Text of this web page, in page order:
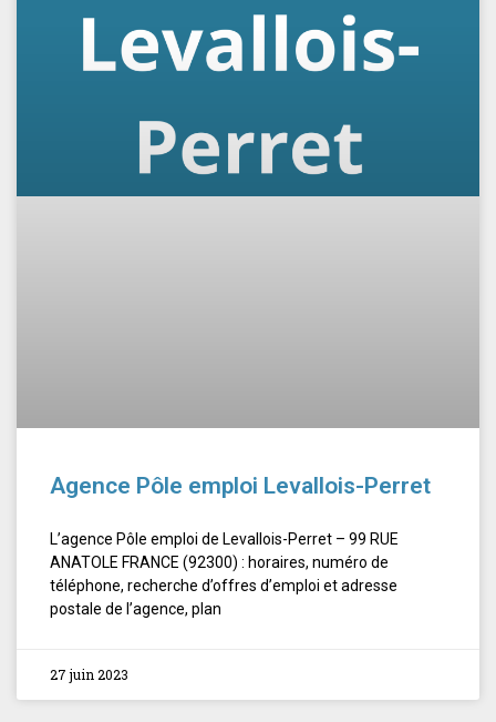
Agence Pôle emploi Levallois-Perret
L’agence Pôle emploi de Levallois-Perret – 99 RUE
ANATOLE FRANCE (92300) : horaires, numéro de
téléphone, recherche d’offres d’emploi et adresse
postale de l’agence, plan
27 juin 2023